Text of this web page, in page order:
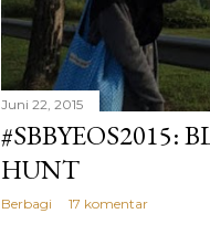
Juni 22, 2015
#SBBYEOS2015:
HUNT
Berbagi 17 komentar